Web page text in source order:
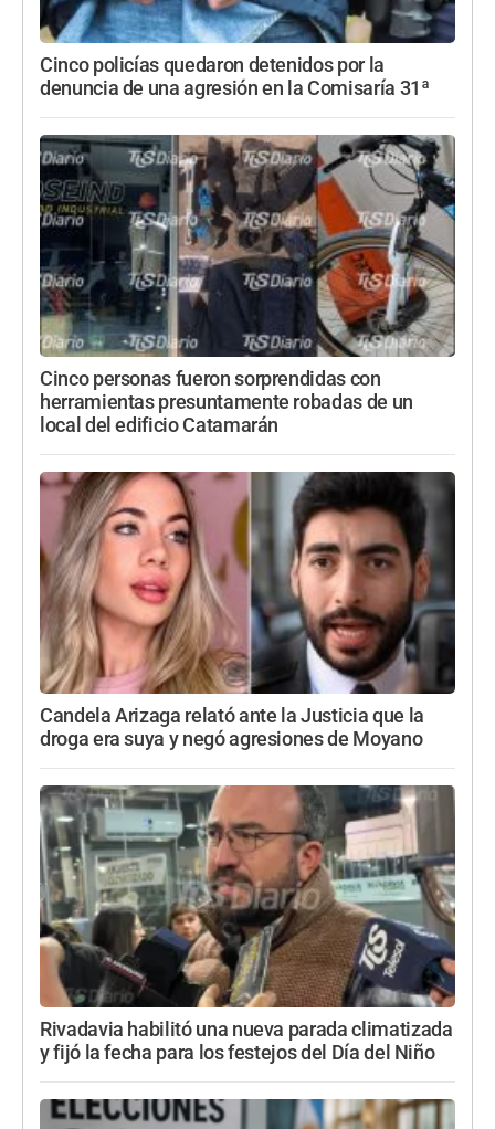
Cinco policías quedaron detenidos por la
denuncia de una agresión en la Comisaría 31ª
Cinco personas fueron sorprendidas con
herramientas presuntamente robadas de un
local del edificio Catamarán
Candela Arizaga relató ante la Justicia que la
droga era suya y negó agresiones de Moyano
Rivadavia habilitó una nueva parada climatizada
y fijó la fecha para los festejos del Día del Niño